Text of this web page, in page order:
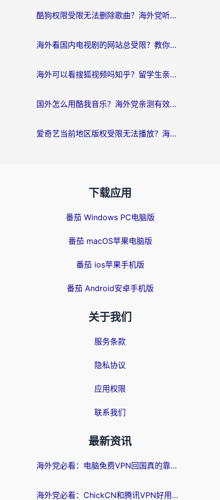
酷狗权限受限无法删除歌曲？海外党听国内音乐的终极解决方案来了
海外看国内电视剧的网站总受限？教你选对回国加速器，轻松追热剧
海外可以看搜狐视频吗知乎？留学生亲测有效的回国加速器选择指南
国外怎么用酷我音乐？海外党亲测有效的回国加速方案，附千千音乐中文歌收听指南
爱奇艺当前地区版权受限无法播放？海外党追剧看电影的终极解决方案来了
下载应用
番茄 Windows PC电脑版
番茄 macOS苹果电脑版
番茄 ios苹果手机版
番茄 Android安卓手机版
关于我们
服务条款
隐私协议
应用权限
联系我们
最新资讯
海外党必看：电脑免费VPN回国真的靠谱吗？附实测对比与最优方案指南
海外党必看：ChickCN和腾讯VPN好用吗？3招选对回国加速器，告别地区限制